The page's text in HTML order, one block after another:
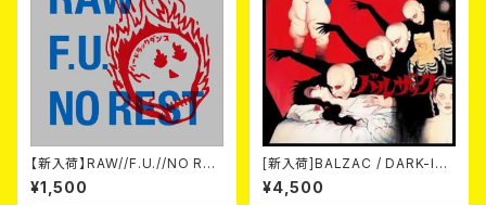
【新入荷】RAW//F.U.//NO RES
T / 3way split EP ハード ラッ
ク ダンス (CD)
¥1,500
[新入荷]BALZAC / DARK-IS
M -20th Anniversary Comp
ilation- (2CD)
¥4,500